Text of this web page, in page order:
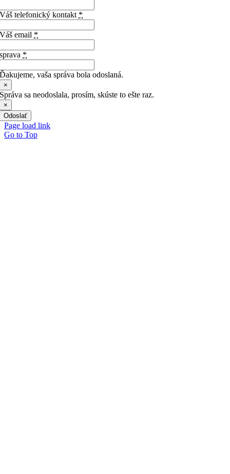
Váš telefonický kontakt *
Váš email *
sprava *
Ďakujeme, vaša správa bola odoslaná.
×
Správa sa neodoslala, prosím, skúste to ešte raz.
×
Odoslať
Page load link
Go to Top